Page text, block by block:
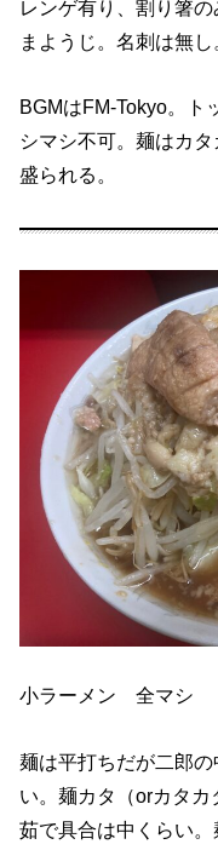
レンゲ有り、割り箸
まようじ。名刺は無し
BGMはFM-Tokyo。ト
シマシ不可。麺はカ
盛られる。
小ラーメン 全マシ
麺は平打ちだが二郎
い。麺カタ（orカタ
茹で具合は中くらい